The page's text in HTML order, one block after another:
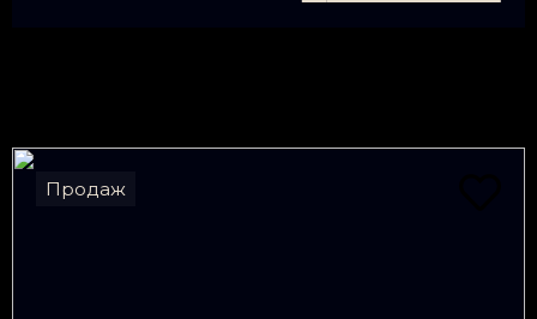
Продаж